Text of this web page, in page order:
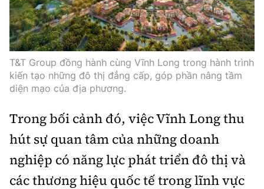
T&T Group đồng hành cùng Vĩnh Long trong hành trình
kiến tạo những đô thị đẳng cấp, góp phần nâng tầm
diện mạo của địa phương.
Trong bối cảnh đó, việc Vĩnh Long thu
hút sự quan tâm của những doanh
nghiệp có năng lực phát triển đô thị và
các thương hiệu quốc tế trong lĩnh vực